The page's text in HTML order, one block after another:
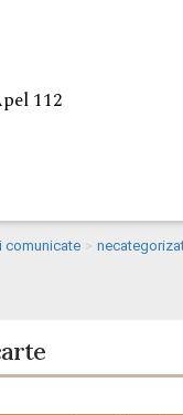
112
comunicate >